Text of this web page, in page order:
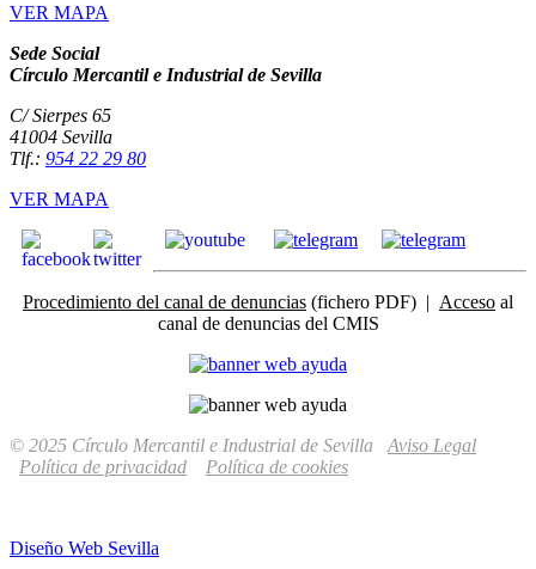
VER MAPA
Sede Social
Círculo Mercantil e Industrial de Sevilla
C/ Sierpes 65
41004 Sevilla
Tlf.: 954 22 29 80
VER MAPA
Procedimiento del canal de denuncias (fichero PDF) | Acceso al
canal de denuncias del CMIS
© 2025 Círculo Mercantil e Industrial de Sevilla Aviso Legal
Política de privacidad
Política de cookies
Diseño Web Sevilla